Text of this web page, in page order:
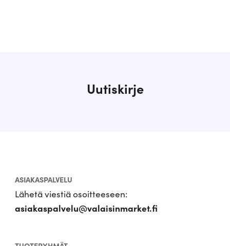
Uutiskirje
ASIAKASPALVELU
Lähetä viestiä osoitteeseen:
asiakaspalvelu@valaisinmarket.fi